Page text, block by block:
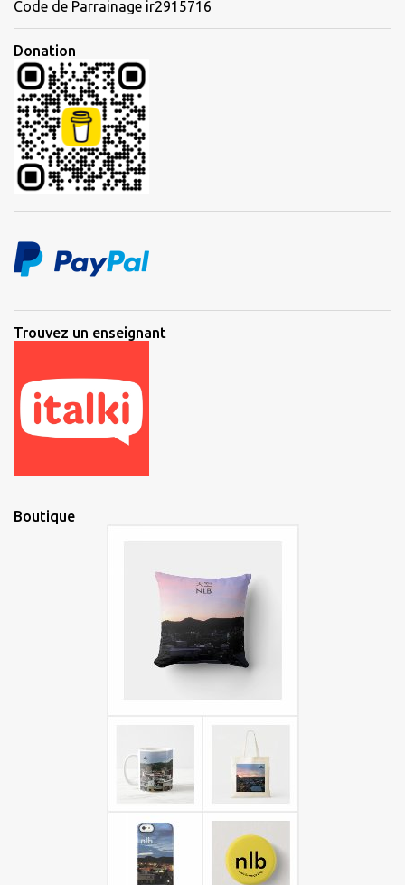
Code de Parrainage ir2915716
Donation
Trouvez un enseignant
Boutique